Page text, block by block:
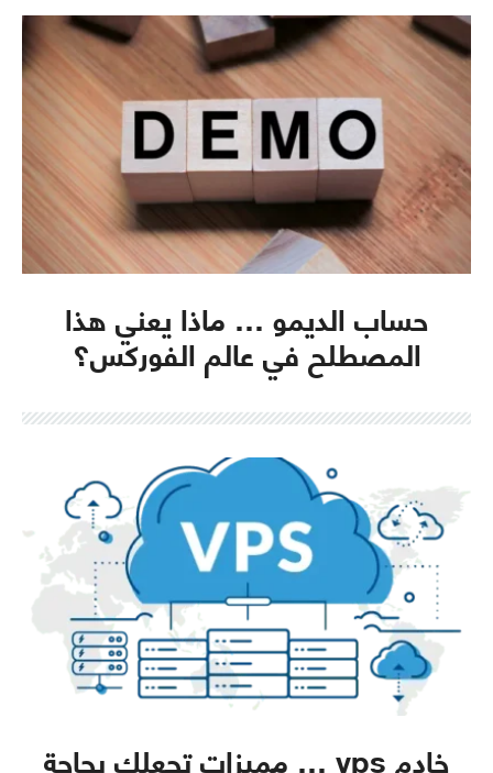
حساب الديمو … ماذا يعني هذا
المصطلح في عالم الفوركس؟
خادم vps … مميزات تجعلك بحاجة